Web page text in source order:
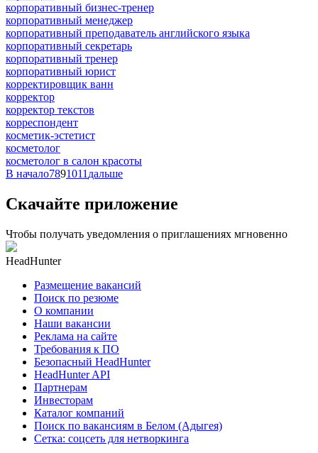
корпоративный бизнес-тренер
корпоративный менеджер
корпоративный преподаватель английского языка
корпоративный секретарь
корпоративный тренер
корпоративный юрист
корректировщик ванн
корректор
корректор текстов
корреспондент
косметик-эстетист
косметолог
косметолог в салон красоты
В начало7891011 дальше
Скачайте приложение
Чтобы получать уведомления о приглашениях мгновенно
HeadHunter
Размещение вакансий
Поиск по резюме
О компании
Наши вакансии
Реклама на сайте
Требования к ПО
Безопасный HeadHunter
HeadHunter API
Партнерам
Инвесторам
Каталог компаний
Поиск по вакансиям в Белом (Адыгея)
Сетка: соцсеть для нетворкинга